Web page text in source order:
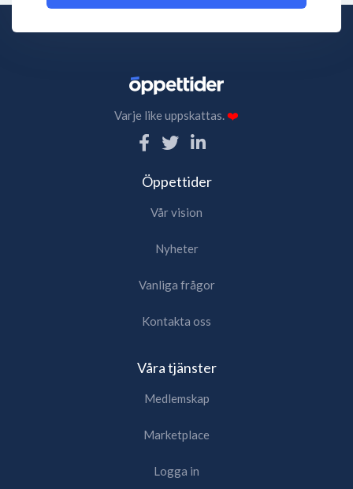
Varje like uppskattas.❤️
Öppettider
Vår vision
Nyheter
Vanliga frågor
Kontakta oss
Våra tjänster
Medlemskap
Marketplace
Logga in